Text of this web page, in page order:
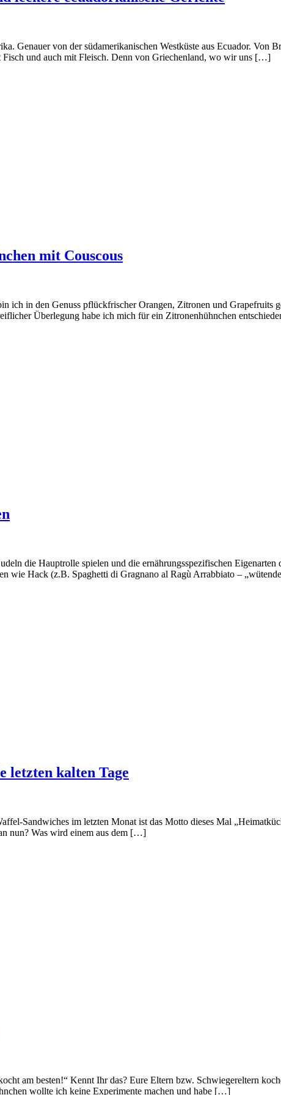
Genauer von der südamerikanischen Westküste aus Ecuador. Von
Fisch und auch mit Fleisch. Denn von Griechenland, wo wir uns […]
mit Couscous
ich in den Genuss pflückfrischer Orangen, Zitronen und Grapefruits
Überlegung habe ich mich für ein Zitronenhühnchen
die Hauptrolle spielen und die ernährungsspezifischen
wie Hack (z.B. Spaghetti di Gragnano al Ragù Arrabbiato –
letzten kalten Tage
Sandwiches im letzten Monat ist das Motto dieses Mal
nun? Was wird einem aus dem […]
am besten!“ Kennt Ihr das? Eure Eltern bzw. Schwiegereltern
wollte ich keine Experimente machen und habe […]